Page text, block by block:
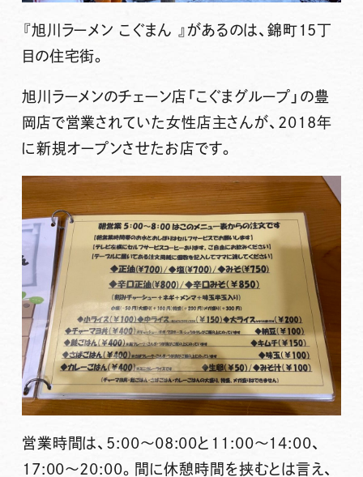
『旭川ラーメン こぐまん 』 があるのは、錦町15丁
目の住宅街。
旭川ラーメンのチェーン店「こぐまグループ」の豊
岡店で営業されていた女性店主さんが、2018年
に新規オープンさせたお店です。
営業時間は、5:00～08:00と11:00～14:00、
17:00～20:00。間に休憩時間を挟むとは言え、